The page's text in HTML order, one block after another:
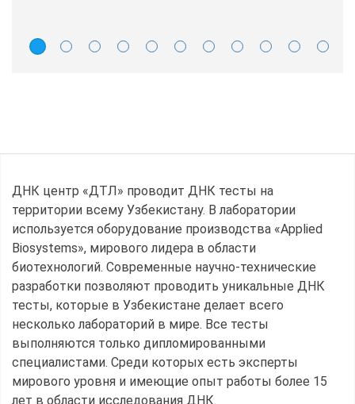
ДНК центр «ДТЛ» проводит ДНК тесты на
территории всему Узбекистану. В лаборатории
используется оборудование производства «Applied
Biosystems», мирового лидера в области
биотехнологий. Современные научно-технические
разработки позволяют проводить уникальные ДНК
тесты, которые в Узбекистане делает всего
несколько лабораторий в мире. Все тесты
выполняются только дипломированными
специалистами. Среди которых есть эксперты
мирового уровня и имеющие опыт работы более 15
лет в области исследования ДНК.